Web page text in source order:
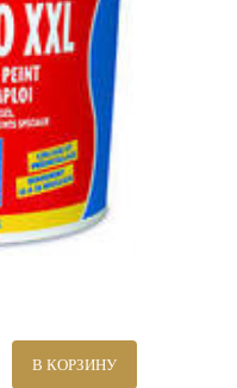
В КОРЗИНУ